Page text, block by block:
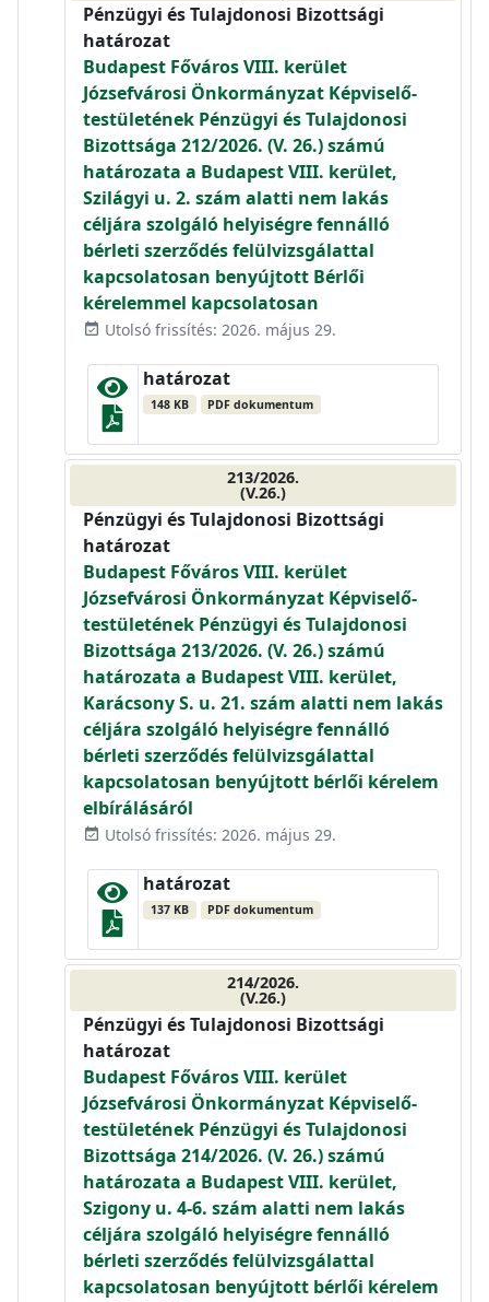
Pénzügyi és Tulajdonosi Bizottsági
határozat
Budapest Főváros VIII. kerület
Józsefvárosi Önkormányzat Képviselő-
testületének Pénzügyi és Tulajdonosi
Bizottsága 212/2026. (V. 26.) számú
határozata a Budapest VIII. kerület,
Szilágyi u. 2. szám alatti nem lakás
céljára szolgáló helyiségre fennálló
bérleti szerződés felülvizsgálattal
kapcsolatosan benyújtott Bérlői
kérelemmel kapcsolatosan
event_available Utolsó frissítés: 2026. május 29.
határozat
148 KB PDF dokumentum
213/2026.
(V.26.)
Pénzügyi és Tulajdonosi Bizottsági
határozat
Budapest Főváros VIII. kerület
Józsefvárosi Önkormányzat Képviselő-
testületének Pénzügyi és Tulajdonosi
Bizottsága 213/2026. (V. 26.) számú
határozata a Budapest VIII. kerület,
Karácsony S. u. 21. szám alatti nem lakás
céljára szolgáló helyiségre fennálló
bérleti szerződés felülvizsgálattal
kapcsolatosan benyújtott bérlői kérelem
elbírálásáról
event_available Utolsó frissítés: 2026. május 29.
határozat
137 KB PDF dokumentum
214/2026.
(V.26.)
Pénzügyi és Tulajdonosi Bizottsági
határozat
Budapest Főváros VIII. kerület
Józsefvárosi Önkormányzat Képviselő-
testületének Pénzügyi és Tulajdonosi
Bizottsága 214/2026. (V. 26.) számú
határozata a Budapest VIII. kerület,
Szigony u. 4-6. szám alatti nem lakás
céljára szolgáló helyiségre fennálló
bérleti szerződés felülvizsgálattal
kapcsolatosan benyújtott bérlői kérelem